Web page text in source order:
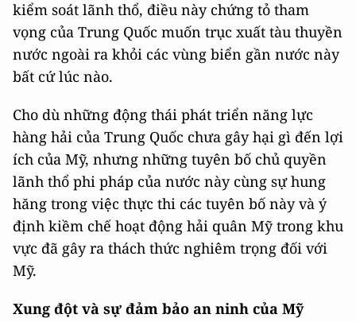
kiểm soát lãnh thổ, điều này chứng tỏ tham
vọng của Trung Quốc muốn trục xuất tàu thuyền
nước ngoài ra khỏi các vùng biển gần nước này
bất cứ lúc nào.
Cho dù những động thái phát triển năng lực
hàng hải của Trung Quốc chưa gây hại gì đến lợi
ích của Mỹ, nhưng những tuyên bố chủ quyền
lãnh thổ phi pháp của nước này cùng sự hung
hăng trong việc thực thi các tuyên bố này và ý
định kiềm chế hoạt động hải quân Mỹ trong khu
vực đã gây ra thách thức nghiêm trọng đối với
Mỹ.
Xung đột và sự đảm bảo an ninh của Mỹ